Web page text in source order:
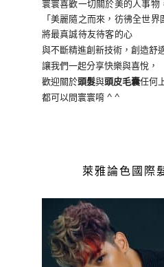
寰寰喜歡一切關於美的人事物
「美麗隨之而來，彷彿全世界
將最真誠待友待客的心
與不斷精進創新技術，創造舒
讓我們一起分享快樂與喜悅，
歡迎關於頭髮與頭皮毛囊任何
都可以問寰寰唷 ^ ^
萊雅論色國際